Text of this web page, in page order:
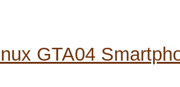
GTA04